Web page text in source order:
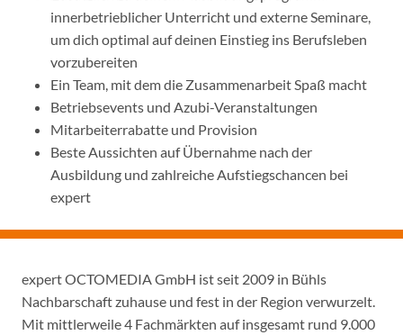
innerbetrieblicher Unterricht und externe Seminare,
um dich optimal auf deinen Einstieg ins Berufsleben
vorzubereiten
Ein Team, mit dem die Zusammenarbeit Spaß macht
Betriebsevents und Azubi-Veranstaltungen
Mitarbeiterrabatte und Provision
Beste Aussichten auf Übernahme nach der
Ausbildung und zahlreiche Aufstiegschancen bei
expert
expert OCTOMEDIA GmbH ist seit 2009 in Bühls
Nachbarschaft zuhause und fest in der Region verwurzelt.
Mit mittlerweile 4 Fachmärkten auf insgesamt rund 9.000